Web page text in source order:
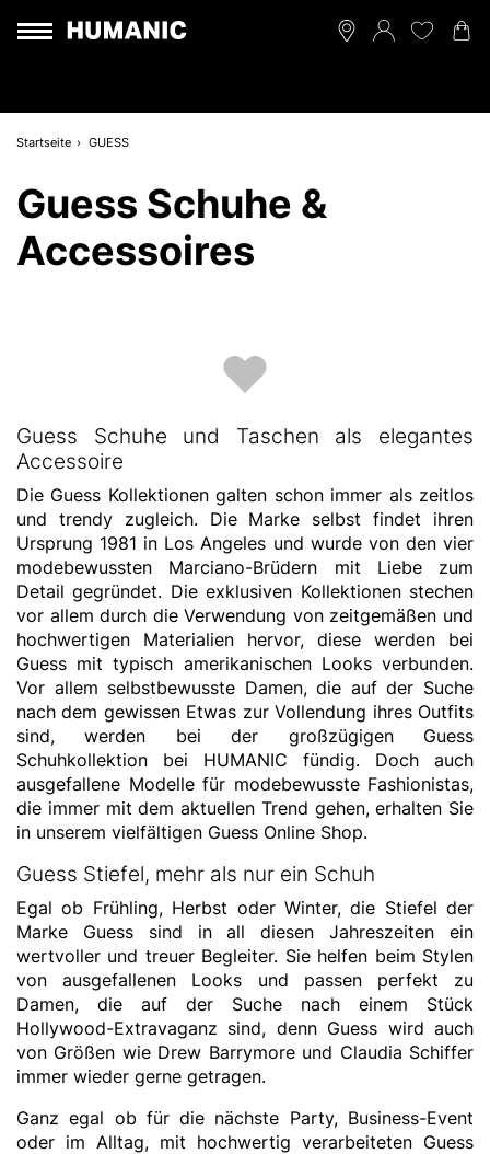
Startseite GUESS
Guess Schuhe &
Accessoires
Guess Schuhe und Taschen als elegantes
Accessoire
Die Guess Kollektionen galten schon immer als zeitlos
und trendy zugleich. Die Marke selbst findet ihren
Ursprung 1981 in Los Angeles und wurde von den vier
modebewussten Marciano-Brüdern mit Liebe zum
Detail gegründet. Die exklusiven Kollektionen stechen
vor allem durch die Verwendung von zeitgemäßen und
hochwertigen Materialien hervor, diese werden bei
Guess mit typisch amerikanischen Looks verbunden.
Vor allem selbstbewusste Damen, die auf der Suche
nach dem gewissen Etwas zur Vollendung ihres Outfits
sind, werden bei der großzügigen Guess
Schuhkollektion bei HUMANIC fündig. Doch auch
ausgefallene Modelle für modebewusste Fashionistas,
die immer mit dem aktuellen Trend gehen, erhalten Sie
in unserem vielfältigen Guess Online Shop.
Guess Stiefel, mehr als nur ein Schuh
Egal ob Frühling, Herbst oder Winter, die Stiefel der
Marke Guess sind in all diesen Jahreszeiten ein
wertvoller und treuer Begleiter. Sie helfen beim Stylen
von ausgefallenen Looks und passen perfekt zu
Damen, die auf der Suche nach einem Stück
Hollywood-Extravaganz sind, denn Guess wird auch
von Größen wie Drew Barrymore und Claudia Schiffer
immer wieder gerne getragen.
Ganz egal ob für die nächste Party, Business-Event
oder im Alltag, mit hochwertig verarbeiteten Guess